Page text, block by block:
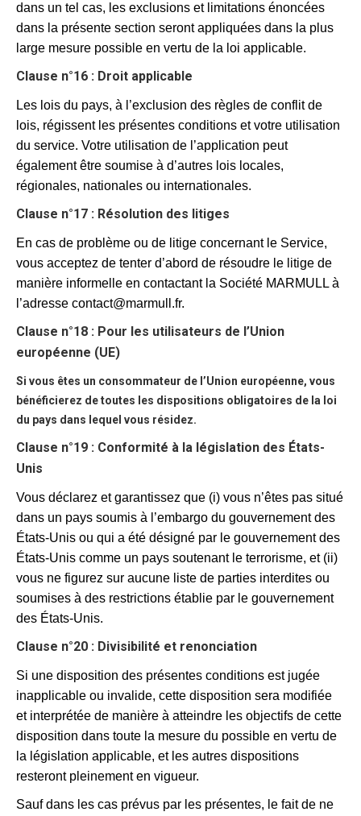
dans un tel cas, les exclusions et limitations énoncées
dans la présente section seront appliquées dans la plus
large mesure possible en vertu de la loi applicable.
Clause n°16 : Droit applicable
Les lois du pays, à l’exclusion des règles de conflit de
lois, régissent les présentes conditions et votre utilisation
du service. Votre utilisation de l’application peut
également être soumise à d’autres lois locales,
régionales, nationales ou internationales.
Clause n°17 : Résolution des litiges
En cas de problème ou de litige concernant le Service,
vous acceptez de tenter d’abord de résoudre le litige de
manière informelle en contactant la Société MARMULL à
l’adresse contact@marmull.fr.
Clause n°18 : Pour les utilisateurs de l’Union
européenne (UE)
Si vous êtes un consommateur de l’Union européenne, vous
bénéficierez de toutes les dispositions obligatoires de la loi
du pays dans lequel vous résidez.
Clause n°19 : Conformité à la législation des États-
Unis
Vous déclarez et garantissez que (i) vous n’êtes pas situé
dans un pays soumis à l’embargo du gouvernement des
États-Unis ou qui a été désigné par le gouvernement des
États-Unis comme un pays soutenant le terrorisme, et (ii)
vous ne figurez sur aucune liste de parties interdites ou
soumises à des restrictions établie par le gouvernement
des États-Unis.
Clause n°20 : Divisibilité et renonciation
Si une disposition des présentes conditions est jugée
inapplicable ou invalide, cette disposition sera modifiée
et interprétée de manière à atteindre les objectifs de cette
disposition dans toute la mesure du possible en vertu de
la législation applicable, et les autres dispositions
resteront pleinement en vigueur.
Sauf dans les cas prévus par les présentes, le fait de ne